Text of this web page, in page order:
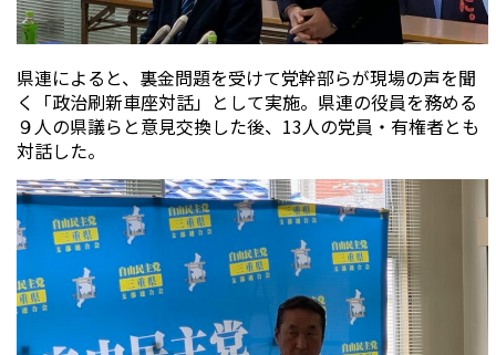
県連によると、裏金問題を受けて党幹部らが現場の声を聞
く「政治刷新車座対話」として実施。県連の役員を務める
９人の県議らと意見交換した後、13人の党員・有権者とも
対話した。